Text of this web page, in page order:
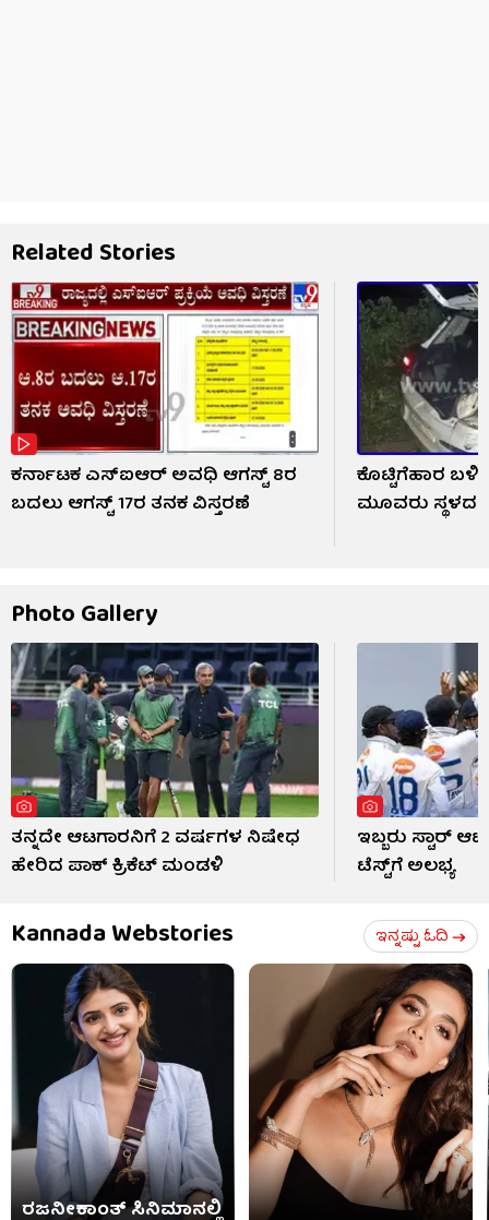
Related Stories
ಕರ್ನಾಟಕ ಎಸ್‌ಐಆರ್ ಅವಧಿ ಆಗಸ್ಟ್ 8ರ
ಬದಲು ಆಗಸ್ಟ್ 17ರ ತನಕ ವಿಸ್ತರಣೆ
ಕೊಟ್ಟಿಗೆಹಾರ
ಮೂವರು
Photo Gallery
ತನ್ನದೇ ಆಟಗಾರನಿಗೆ 2 ವರ್ಷಗಳ ನಿಷೇಧ
ಹೇರಿದ ಪಾಕ್ ಕ್ರಿಕೆಟ್ ಮಂಡಳಿ
ಇಬ್ಬರು ಸ್ಟಾರ್
ಟೆಸ್ಟ್​ಗೆ ಅಲಭ್ಯ
Kannada Webstories ಇನ್ನಷ್ಟು ಓದಿ
ರಜನೀಕಾಂತ್ ಸಿನಿಮಾನಲ್ಲಿ